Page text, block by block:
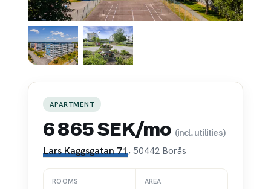
APARTMENT
6 865 SEK/mo (incl. utilities)
Lars Kaggsgatan 71, 50442 Borås
ROOMS AREA